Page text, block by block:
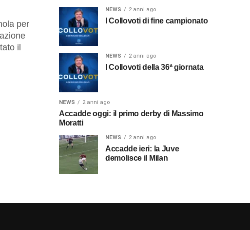
per
il
NEWS 2 anni ago
I Collovoti di fine campionato
NEWS 2 anni ago
I Collovoti della 36ª giornata
NEWS 2 anni ago
Accadde oggi: il primo derby di Massimo
Moratti
NEWS 2 anni ago
Accadde ieri: la Juve
demolisce il Milan